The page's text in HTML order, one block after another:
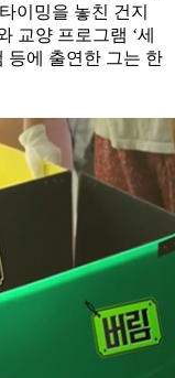
이밍을 놓친 건지
교양 프로그램 ‘세
등에 출연한 그는 한